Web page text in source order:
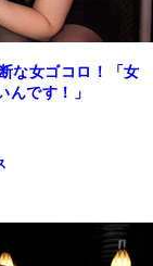
な女ゴコロ！「女
です！」